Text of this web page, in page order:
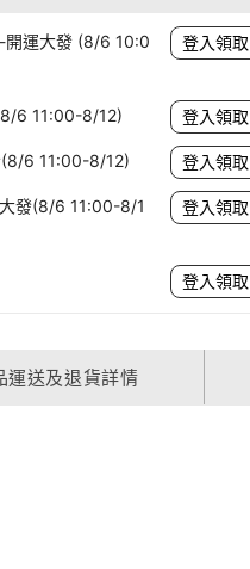
開運大發 (8/6 10:0
登入領取
6 11:00-8/12) 登入領取
6 11:00-8/12) 登入領取
發(8/6 11:00-8/1
登入領取
登入領取
運送及退貨詳情